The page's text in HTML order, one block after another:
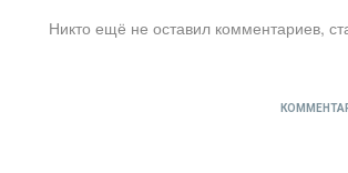
Никто ещё не оставил комментариев,